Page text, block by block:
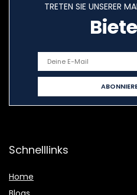
TRETEN SIE UNSERER
Schnelllinks
Home